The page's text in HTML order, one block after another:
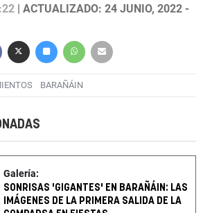
| ACTUALIZADO: 24 JUNIO, 2022 -
BARAÑÁIN
Galería:
SONRISAS 'GIGANTES' EN BARAÑÁIN: LAS
IMÁGENES DE LA PRIMERA SALIDA DE LA